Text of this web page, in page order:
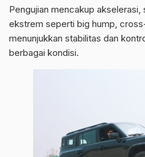
Pengujian mencakup akselerasi,
ekstrem seperti big hump,
menunjukkan stabilitas dan
berbagai kondisi.